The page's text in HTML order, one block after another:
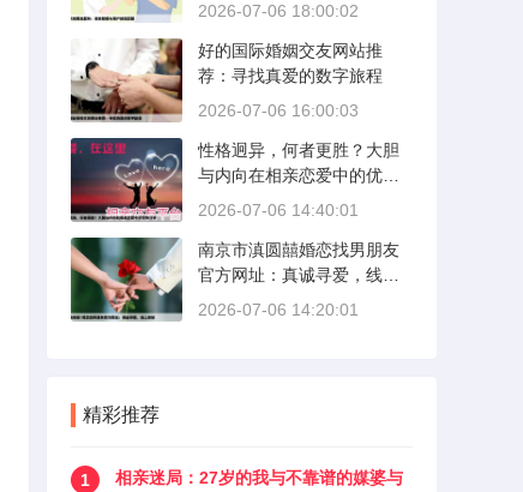
2026-07-06 18:00:02
好的国际婚姻交友网站推
荐：寻找真爱的数字旅程
2026-07-06 16:00:03
性格迥异，何者更胜？大胆
与内向在相亲恋爱中的优势
分析
2026-07-06 14:40:01
南京市滇圆囍婚恋找男朋友
官方网址：真诚寻爱，线上
启航
2026-07-06 14:20:01
精彩推荐
1
相亲迷局：27岁的我与不靠谱的媒婆与